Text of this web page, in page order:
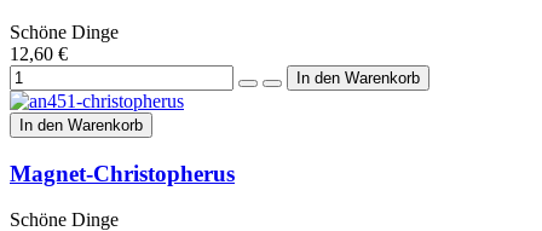
Schöne Dinge
12,60 €
In den Warenkorb
Magnet-Christopherus
Schöne Dinge